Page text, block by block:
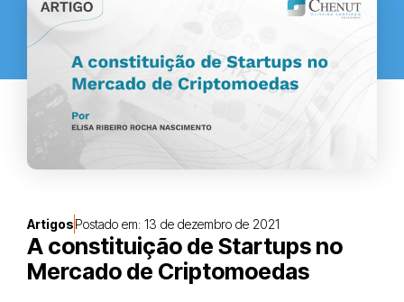
ArtigosPostado em: 13 de dezembro de 2021
A constituição de Startups no
Mercado de Criptomoedas